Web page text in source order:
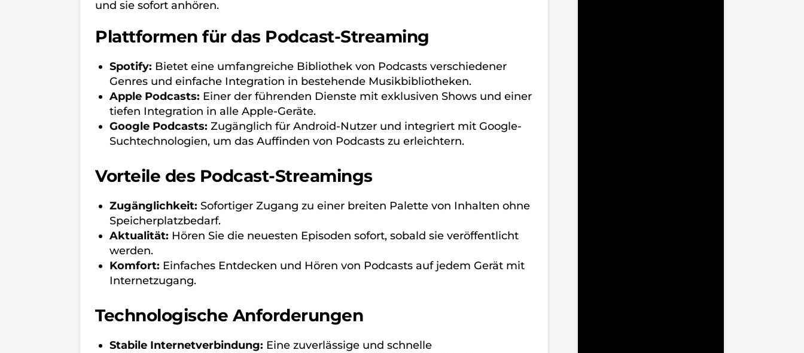
und sie sofort anhören.
Plattformen für das Podcast-Streaming
Spotify: Bietet eine umfangreiche Bibliothek von Podcasts verschiedener
Genres und einfache Integration in bestehende Musikbibliotheken.
Apple Podcasts: Einer der führenden Dienste mit exklusiven Shows und einer
tiefen Integration in alle Apple-Geräte.
Google Podcasts: Zugänglich für Android-Nutzer und integriert mit Google-
Suchtechnologien, um das Auffinden von Podcasts zu erleichtern.
Vorteile des Podcast-Streamings
Zugänglichkeit: Sofortiger Zugang zu einer breiten Palette von Inhalten ohne
Speicherplatzbedarf.
Aktualität: Hören Sie die neuesten Episoden sofort, sobald sie veröffentlicht
werden.
Komfort: Einfaches Entdecken und Hören von Podcasts auf jedem Gerät mit
Internetzugang.
Technologische Anforderungen
Stabile Internetverbindung: Eine zuverlässige und schnelle